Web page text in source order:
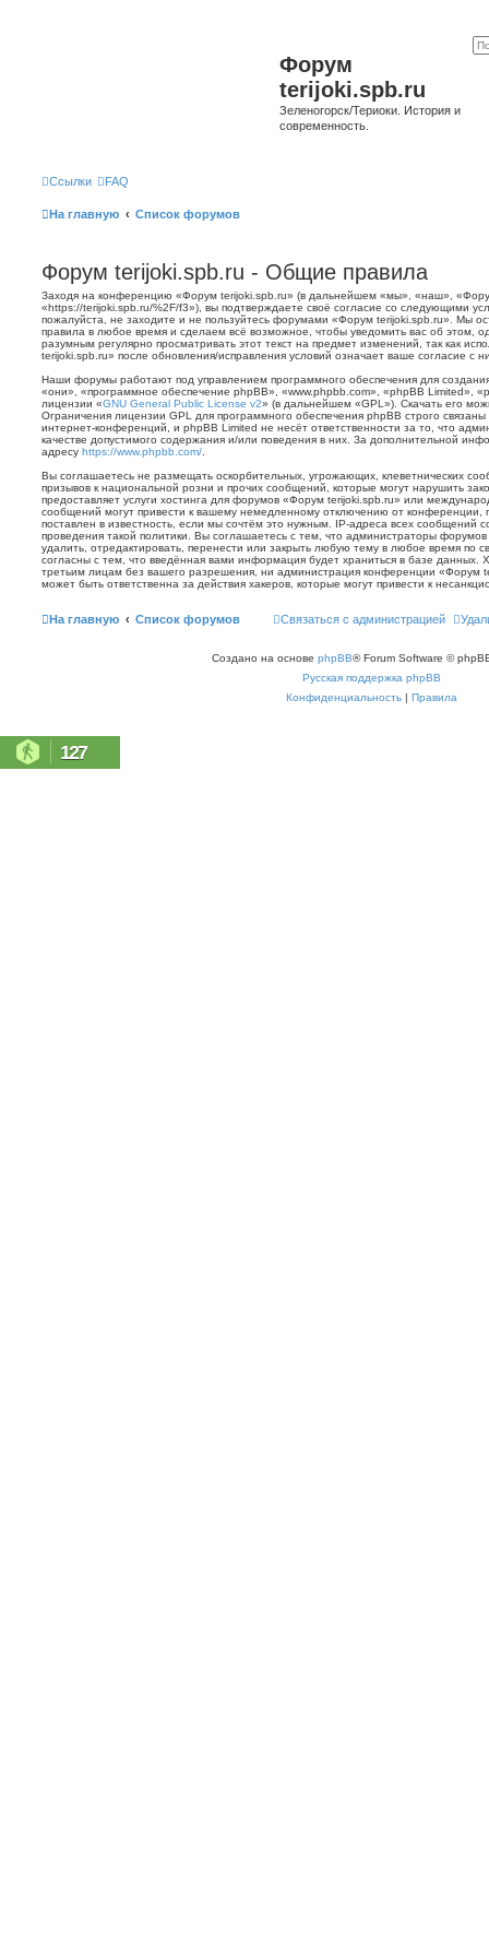
Форум
terijoki.spb.ru
Зеленогорск/Териоки. История и
современность.
Ссылки FAQ
На главную Список форумов
Форум terijoki.spb.ru - Общие правила
Заходя на конференцию «Форум terijoki.spb.ru» (в дальнейшем «мы», «наш»,
«https://terijoki.spb.ru/%2F/f3»), вы подтверждаете своё согласие со следующими
пожалуйста, не заходите и не пользуйтесь форумами «Форум terijoki.spb.ru». Мы
правила в любое время и сделаем всё возможное, чтобы уведомить вас об этом,
разумным регулярно просматривать этот текст на предмет изменений, так как
terijoki.spb.ru» после обновления/исправления условий означает ваше согласие с
Наши форумы работают под управлением программного обеспечения для
«они», «программное обеспечение phpBB», «www.phpbb.com», «phpBB Limited»,
лицензии «GNU General Public License v2» (в дальнейшем «GPL»). Скачать его
Ограничения лицензии GPL для программного обеспечения phpBB строго
интернет-конференций, и phpBB Limited не несёт ответственности за то, что
качестве допустимого содержания и/или поведения в них. За дополнительной
адресу https://www.phpbb.com/
Вы соглашаетесь не размещать оскорбительных, угрожающих, клеветнических
призывов к национальной розни и прочих сообщений, которые могут нарушить
предоставляет услуги хостинга для форумов «Форум terijoki.spb.ru» или
сообщений могут привести к вашему немедленному отключению от конференции,
поставлен в известность, если мы сочтём это нужным. IP-адреса всех сообщений
проведения такой политики. Вы соглашаетесь с тем, что администраторы
удалить, отредактировать, перенести или закрыть любую тему в любое время по
согласны с тем, что введённая вами информация будет храниться в базе данных.
третьим лицам без вашего разрешения, ни администрация конференции «Форум
может быть ответственна за действия хакеров, которые могут привести к
На главную Список форумов Связаться с администрацией
Создано на основе phpBB® Forum Software ©
Русская поддержка phpBB
Конфиденциальность | Правила
127